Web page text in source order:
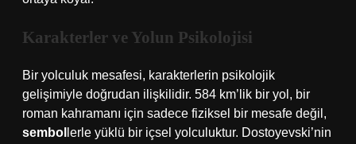
Karakterler ve Yolun Psikolojisi
Bir yolculuk mesafesi, karakterlerin psikolojik
gelişimiyle doğrudan ilişkilidir. 584 km’lik bir yol, bir
roman kahramanı için sadece fiziksel bir mesafe değil,
sembol lerle yüklü bir içsel yolculuktur. Dostoyevski’nin